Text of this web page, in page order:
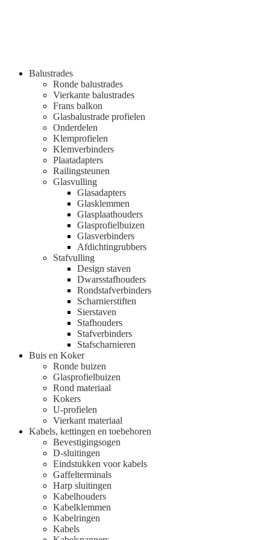
Balustrades
Ronde balustrades
Vierkante balustrades
Frans balkon
Glasbalustrade profielen
Onderdelen
Klemprofielen
Klemverbinders
Plaatadapters
Railingsteunen
Glasvulling
Glasadapters
Glasklemmen
Glasplaathouders
Glasprofielbuizen
Glasverbinders
Afdichtingrubbers
Stafvulling
Design staven
Dwarsstafhouders
Rondstafverbinders
Scharnierstiften
Sierstaven
Stafhouders
Stafverbinders
Stafscharnieren
Buis en Koker
Ronde buizen
Glasprofielbuizen
Rond materiaal
Kokers
U-profielen
Vierkant materiaal
Kabels, kettingen en toebehoren
Bevestigingsogen
D-sluitingen
Eindstukken voor kabels
Gaffelterminals
Harp sluitingen
Kabelhouders
Kabelklemmen
Kabelringen
Kabels